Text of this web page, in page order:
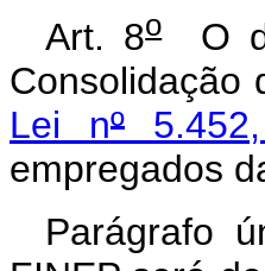
Art. 8oO
Consolidação
Lei nº
empregados
Parágrafo